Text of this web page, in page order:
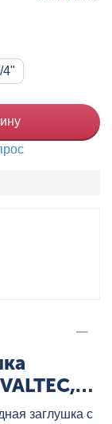
4"
заглушка с